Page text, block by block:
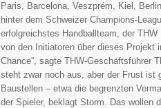
Paris, Barcelona, Veszprém, Kiel,
hinter dem Schweizer Champions-
erfolgreichstes Handballteam, der
von den Initiatoren über dieses Projekt
Chance“, sagte THW-Geschäftsführer
steht zwar noch aus, aber der Frust ist
Baustellen – etwa die begrenzten
der Spieler, beklagt Storm. Das wollen